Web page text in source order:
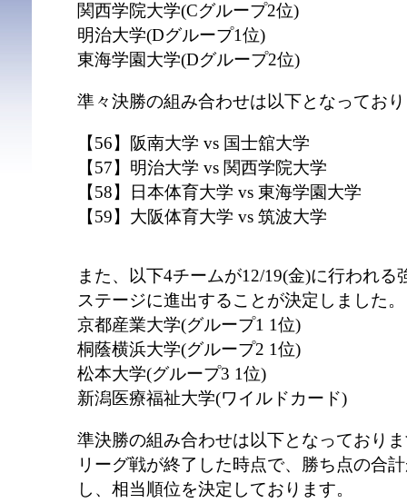
関西学院大学(Cグループ2位)
明治大学(Dグループ1位)
東海学園大学(Dグループ2位)
準々決勝の組み合わせは以下となってお
【56】阪南大学 vs 国士舘大学
【57】明治大学 vs 関西学院大学
【58】日本体育大学 vs 東海学園大学
【59】大阪体育大学 vs 筑波大学
また、以下4チームが12/19(金)に行われ
ステージに進出することが決定しました。
京都産業大学(グループ1 1位)
桐蔭横浜大学(グループ2 1位)
松本大学(グループ3 1位)
新潟医療福祉大学(ワイルドカード)
準決勝の組み合わせは以下となっており
リーグ戦が終了した時点で、勝ち点の合
し、相当順位を決定しております。